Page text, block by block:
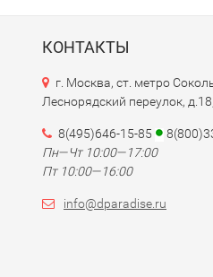
КОНТАКТЫ
г. Москва, ст. метро
Леснорядский переулок,
8(495)646-15-85
Пн—Чт 10:00—17:00
Пт 10:00—16:00
info@dparadise.ru